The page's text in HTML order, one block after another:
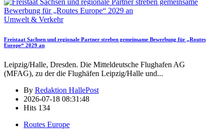
Umwelt & Verkehr
Freistaat Sachsen und regionale Partner streben gemeinsame Bewerbung für „Routes
Europe“ 2029 an
Leipzig/Halle, Dresden. Die Mitteldeutsche Flughafen AG
(MFAG), zu der die Flughäfen Leipzig/Halle und...
By Redaktion HallePost
2026-07-18 08:31:48
Hits 134
Routes Europe